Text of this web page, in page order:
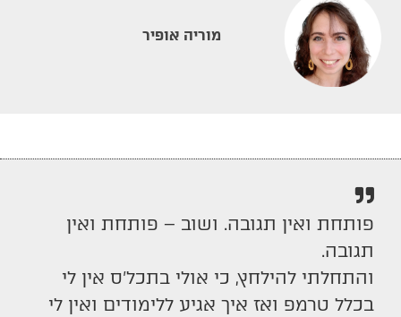
מוריה אופיר
פותחת ואין תגובה. ושוב – פותחת ואין
תגובה.
והתחלתי להילחץ, כי אולי בתכל’ס אין לי
בכלל טרמפ ואז איך אגיע ללימודים ואין לי